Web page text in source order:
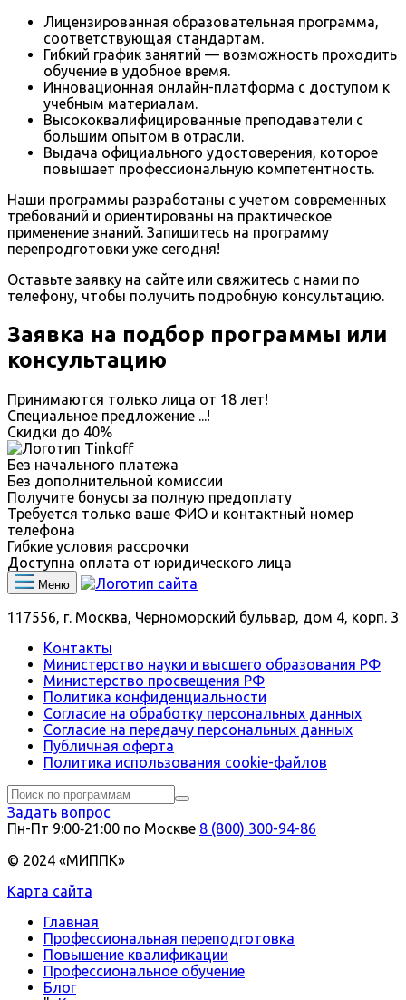
Лицензированная образовательная программа,
соответствующая стандартам.
Гибкий график занятий — возможность проходить
обучение в удобное время.
Инновационная онлайн-платформа с доступом к
учебным материалам.
Высококвалифицированные преподаватели с
большим опытом в отрасли.
Выдача официального удостоверения, которое
повышает профессиональную компетентность.
Наши программы разработаны с учетом современных
требований и ориентированы на практическое
применение знаний. Запишитесь на программу
перепродготовки уже сегодня!
Оставьте заявку на сайте или свяжитесь с нами по
телефону, чтобы получить подробную консультацию.
Заявка на подбор программы или
консультацию
Принимаются только лица от 18 лет!
Специальное предложение
!
Скидки до 40%
Без начального платежа
Без дополнительной комиссии
Получите бонусы за полную предоплату
Требуется только ваше ФИО и контактный номер
телефона
Гибкие условия рассрочки
Доступна оплата от юридического лица
Меню
117556, г. Москва, Черноморский бульвар, дом 4, корп. 3
Контакты
Министерство науки и высшего образования РФ
Министерство просвещения РФ
Политика конфиденциальности
Согласие на обработку персональных данных
Согласие на передачу персональных данных
Публичная оферта
Политика использования сookie-файлов
Задать вопрос
Пн-Пт 9:00‑21:00 по Москве 8 (800) 300-94-86
© 2024 «МИППК»
Карта сайта
Главная
Профессиональная переподготовка
Повышение квалификации
Профессиональное обучение
Блог